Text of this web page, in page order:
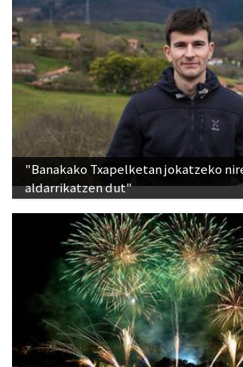
"Banakako Txapelketan jokatzeko
aldarrikatzen dut"